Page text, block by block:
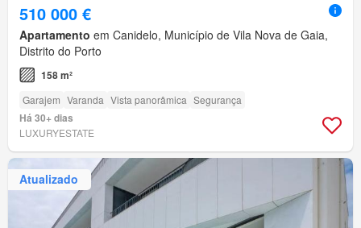
510 000 €
Apartamento em Canidelo, Município de Vila Nova de Gaia,
Distrito do Porto
158 m²
Garajem Varanda Vista panorâmica Segurança
Há 30+ dias
LUXURYESTATE
Atualizado